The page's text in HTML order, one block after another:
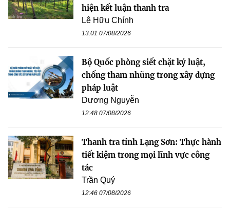
hiện kết luận thanh tra
Lê Hữu Chính
13:01 07/08/2026
Bộ Quốc phòng siết chặt kỷ luật,
chống tham nhũng trong xây dựng
pháp luật
Dương Nguyễn
12:48 07/08/2026
Thanh tra tỉnh Lạng Sơn: Thực hành
tiết kiệm trong mọi lĩnh vực công
tác
Trần Quý
12:46 07/08/2026